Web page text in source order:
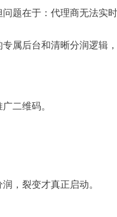
题在于：代理商无法实时
专属后台和清晰分润逻辑
二维码。
，裂变才真正启动。